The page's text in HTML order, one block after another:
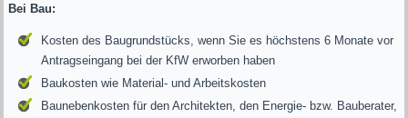
Bei Bau:
Kosten des Baugrundstücks, wenn Sie es höchstens 6 Monate vor
Antragseingang bei der KfW erworben haben
Baukosten wie Material- und Arbeitskosten
Baunebenkosten für den Architekten, den Energie- bzw. Bauberater,